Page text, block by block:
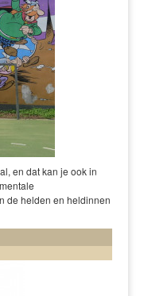
en dat kan je ook in
de helden en heldinnen